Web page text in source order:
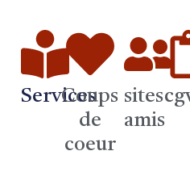
Services
Coups
de
coeur
sites
amis